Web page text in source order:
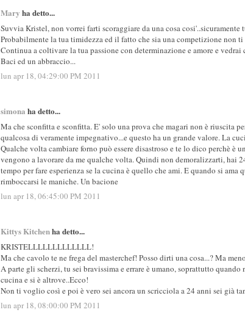
Mary ha detto...
Suvvia Kristel, non vorrei farti scoraggiare da una cosa
Probabilmente la tua timidezza ed il fatto che sia una competizione non
Continua a coltivare la tua passione con determinazione e amore e
Baci ed un abbraccio...
lun apr 18, 04:29:00 PM 2011
simona ha detto...
Ma che sconfitta e sconfitta. E' solo una prova che magari non è riuscita
qualcosa di veramente impegnativo...e questo ha un grande valore. La
Qualche volta cambiare forno può essere disastroso e te lo dico perchè è
vengono a lavorare da me qualche volta. Quindi non demoralizzarti, hai
tempo per fare esperienza se la cucina è quello che ami. E quando si ama
rimboccarsi le maniche. Un bacione
lun apr 18, 06:45:00 PM 2011
Kittys Kitchenha detto...
KRISTELLLLLLLLLLLLL!
Ma che cavolo te ne frega del masterchef! Posso dirti una cosa...? Ma
A parte gli scherzi, tu sei bravissima e errare è umano, soprattutto
cucina e si è altrove..Ecco!
Non ti voglio così e poi è vero sei ancora un scricciola a 24 anni sei già
lun apr 18, 08:00:00 PM 2011